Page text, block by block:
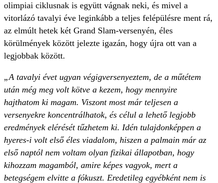
olimpiai ciklusnak is együtt vágnak neki, és mivel a
vitorlázó tavalyi éve leginkább a teljes felépülésre ment rá,
az elmúlt hetek két Grand Slam-versenyén, éles
körülmények között jelezte igazán, hogy újra ott van a
legjobbak között.
„A tavalyi évet ugyan végigversenyeztem, de a műtétem
után még meg volt kötve a kezem, hogy mennyire
hajthatom ki magam. Viszont most már teljesen a
versenyekre koncentrálhatok, és célul a lehető legjobb
eredmények elérését tűzhetem ki. Idén tulajdonképpen a
hyeres-i volt első éles viadalom, hiszen a palmain már az
első naptól nem voltam olyan fizikai állapotban, hogy
kihozzam magamból, amire képes vagyok, mert a
betegségem elvitte a fókuszt. Eredetileg egyébként nem is